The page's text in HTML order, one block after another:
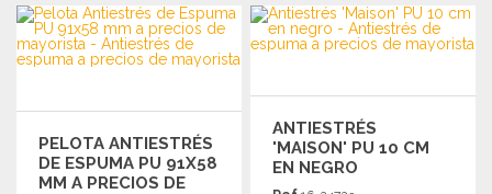
PEDIR
Solicitar un presupuesto
Solicitar un presupuesto
PELOTA ANTIESTRÉS
DE ESPUMA PU 91X58
MM A PRECIOS DE
ANTIESTRÉS
'MAISON' PU 10 CM
EN NEGRO